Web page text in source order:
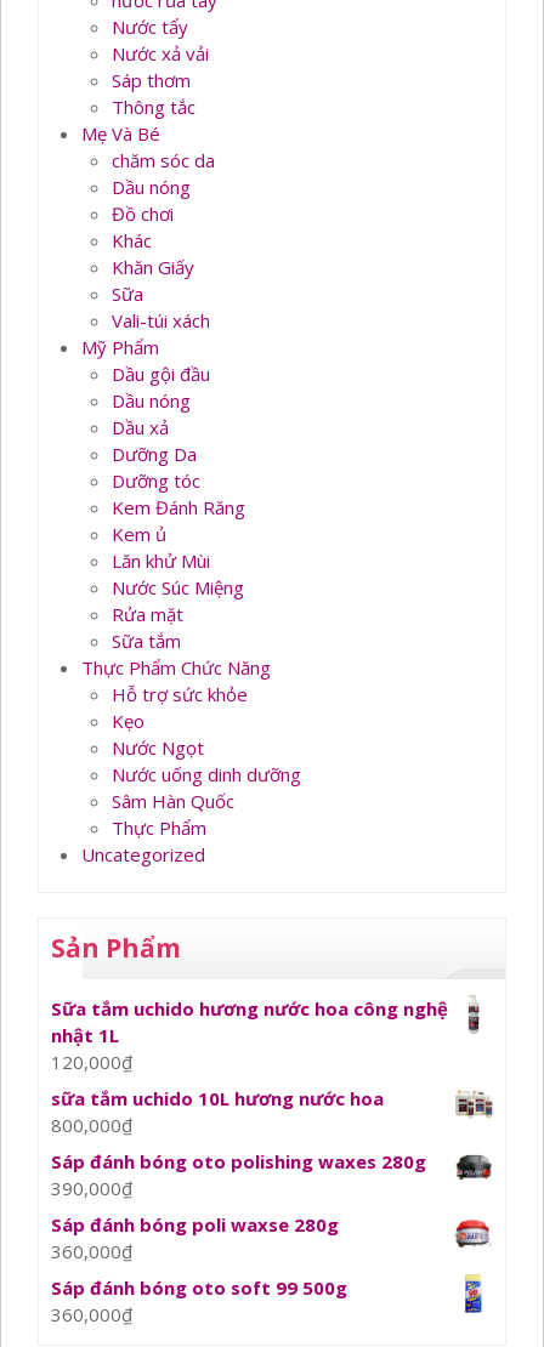
Nước tẩy
Nước xả vải
Sáp thơm
Thông tắc
Mẹ Và Bé
chăm sóc da
Dầu nóng
Đồ chơi
Khác
Khăn Giấy
Sữa
Vali-túi xách
Mỹ Phẩm
Dầu gội đầu
Dầu nóng
Dầu xả
Dưỡng Da
Dưỡng tóc
Kem Đánh Răng
Kem ủ
Lăn khử Mùi
Nước Súc Miệng
Rửa mặt
Sữa tắm
Thực Phẩm Chức Năng
Hỗ trợ sức khỏe
Kẹo
Nước Ngọt
Nước uống dinh dưỡng
Sâm Hàn Quốc
Thực Phẩm
Uncategorized
Sản Phẩm
Sữa tắm uchido hương nước hoa công nghệ
nhật 1L
120,000₫
sữa tắm uchido 10L hương nước hoa
800,000₫
Sáp đánh bóng oto polishing waxes 280g
390,000₫
Sáp đánh bóng poli waxse 280g
360,000₫
Sáp đánh bóng oto soft 99 500g
360,000₫